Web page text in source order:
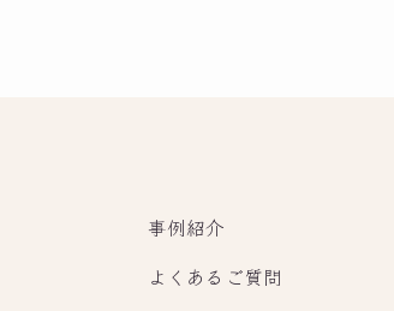
事例紹介
よくあるご質問